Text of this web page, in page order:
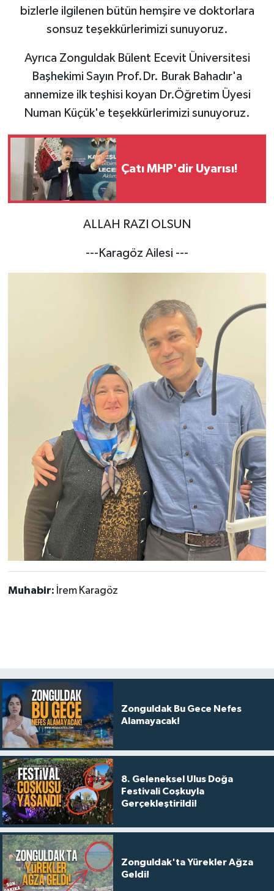
bizlerle ilgilenen bütün hemşire ve doktorlara
sonsuz teşekkürlerimizi sunuyoruz.
Ayrıca Zonguldak Bülent Ecevit Üniversitesi
Başhekimi Sayın Prof.Dr. Burak Bahadır'a
annemize ilk teşhisi koyan Dr.Öğretim Üyesi
Numan Küçük'e teşekkürlerimizi sunuyoruz.
Çatı MHP'dir Uyarısı!
ALLAH RAZI OLSUN
---Karagöz Ailesi ---
Muhabir: İrem Karagöz
Zonguldak Bu Gece Nefes
Alamayacak!
8. Geleneksel Ulus Doğa
Festivali Coşkuyla
Gerçekleştirildi!
Zonguldak'ta Yürekler Ağza
Geldi!